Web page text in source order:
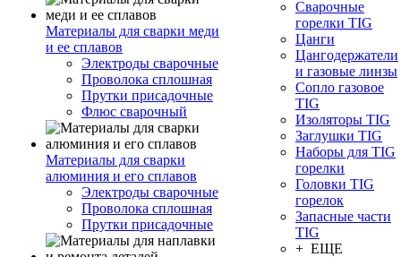
Материалы для сварки меди
и ее сплавов
Электроды сварочные
Проволока сплошная
Прутки присадочные
Флюс сварочный
Материалы для сварки
алюминия и его сплавов
Электроды сварочные
Проволока сплошная
Прутки присадочные
Сварочные
горелки TIG
Цанги
Цангодержатели
и газовые линзы
Сопло газовое
TIG
Изоляторы TIG
Заглушки TIG
Наборы для TIG
горелки
Головки TIG
горелок
Запасные части
TIG
+ ЕЩЕ